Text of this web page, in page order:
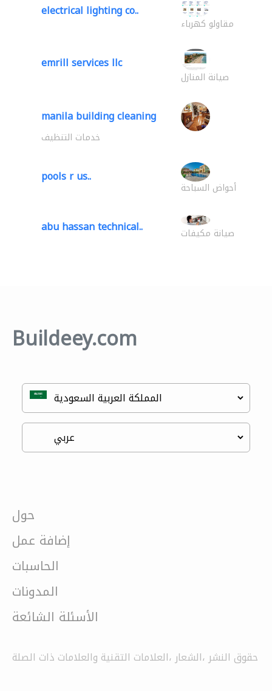
electrical lighting co..
مقاولو كهرباء
emrill services llc
صيانة المنازل
manila building cleaning
خدمات التنظيف
pools r us..
أحواض السباحة
abu hassan technical.. صيانة مكيفات
Buildeey.com
حول
إضافة عمل
الحاسبات
المدونات
الأسئلة الشائعة
حقوق النشر ،الشعار ،العلامات التقنية والعلامات ذات الصلة